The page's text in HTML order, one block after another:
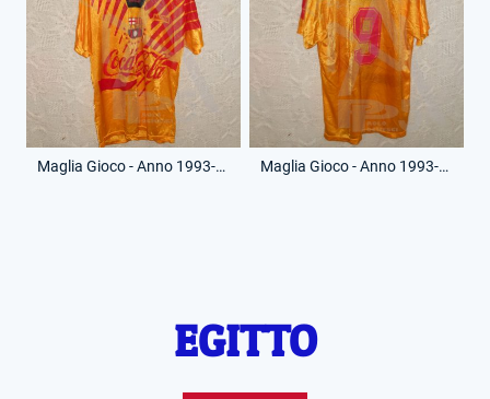
Maglia Gioco - Anno 1993-94 - 9 - (Fronte) Maglia Gioco - Anno 1993-94 - 9 - (Retro)
EGITTO